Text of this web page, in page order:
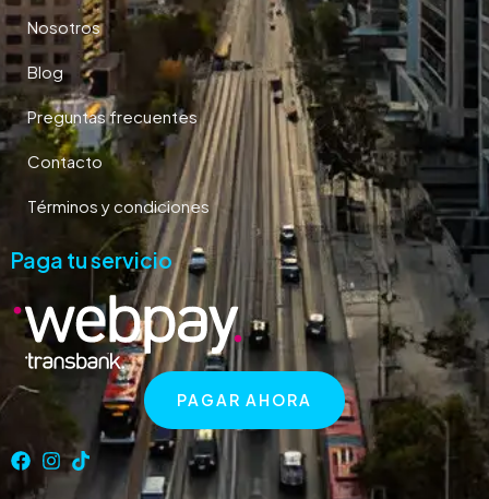
Nosotros
Blog
Preguntas frecuentes
Contacto
Términos y condiciones
Paga tu servicio
PAGAR AHORA